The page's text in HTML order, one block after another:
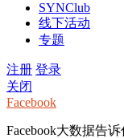
SYNClub
线下活动
专题
注册 登录
关闭
Facebook
Facebook大数据告